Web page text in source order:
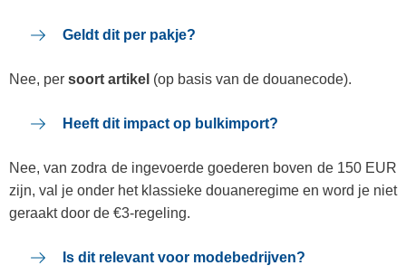
Geldt dit per pakje?
Nee, per soort artikel (op basis van de douanecode).
Heeft dit impact op bulkimport?
Nee, van zodra de ingevoerde goederen boven de 150 EUR
zijn, val je onder het klassieke douaneregime en word je niet
geraakt door de €3‑regeling.
Is dit relevant voor modebedrijven?